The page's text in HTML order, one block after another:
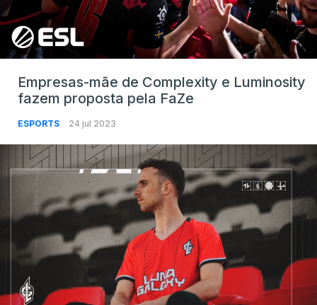
Empresas-mãe de Complexity e Luminosity
fazem proposta pela FaZe
ESPORTS 24 jul 2023